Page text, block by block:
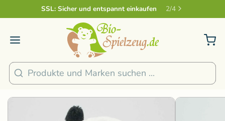
Sicher und nachhaltig Bezahlen 4
Suchen
1/5